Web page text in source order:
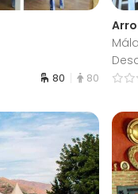
80 80